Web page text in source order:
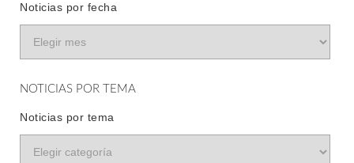
Noticias por fecha
NOTICIAS POR TEMA
Noticias por tema